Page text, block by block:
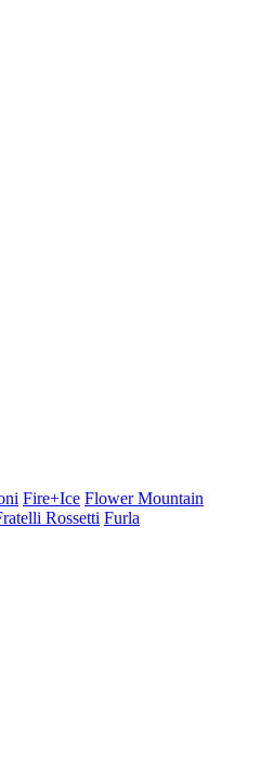
Fire+Ice Flower Mountain
Rossetti Furla